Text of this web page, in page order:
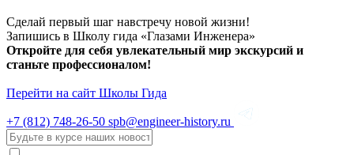
Сделай первый шаг навстречу новой жизни!
Запишись в Школу гида «Глазами Инженера»
Откройте для себя увлекательный мир экскурсий и
станьте профессионалом!
Перейти на сайт Школы Гида
+7 (812) 748-26-50 spb@engineer-history.ru